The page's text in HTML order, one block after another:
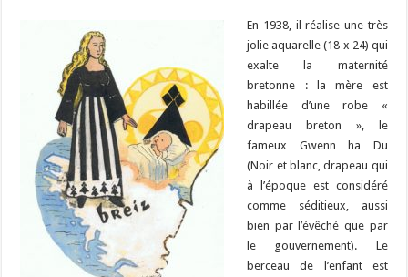
En 1938, il réalise une très
jolie aquarelle (18 x 24) qui
exalte la maternité
bretonne : la mère est
habillée d’une robe «
drapeau breton », le
fameux Gwenn ha Du
(Noir et blanc, drapeau qui
à l’époque est considéré
comme séditieux, aussi
bien par l’évêché que par
le gouvernement). Le
berceau de l’enfant est